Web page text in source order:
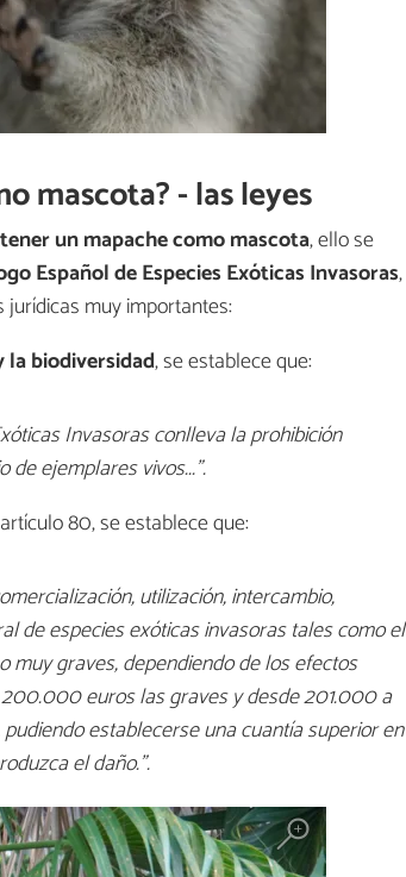
mascota? - las leyes
un mapache como mascota, ello se
Español de Especies Exóticas Invasoras,
muy importantes:
biodiversidad, se establece que:
Invasoras conlleva la prohibición
de ejemplares vivos...".
80, se establece que:
utilización, intercambio,
de especies exóticas invasoras tales como el
muy graves, dependiendo de los efectos
euros las graves y desde 201.000 a
establecerse una cuantía superior en
el daño.".